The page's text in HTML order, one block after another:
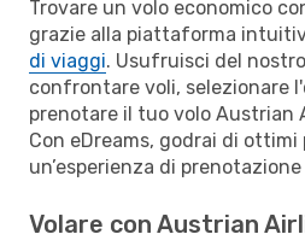
Trovare un volo economico
grazie alla piattaforma
di viaggi. Usufruisci del
confrontare voli, selezionare
prenotare il tuo volo Austrian
Con eDreams, godrai di ottimi
un’esperienza di
Volare con Austrian